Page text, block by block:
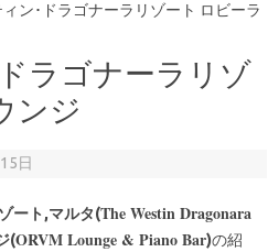
ン･ドラゴナーラリゾート ロビーラ
ラゴナーラリゾ
ンジ
日
ート,マルタ(The Westin Dragonara
(ORVM Lounge & Piano Bar)の紹